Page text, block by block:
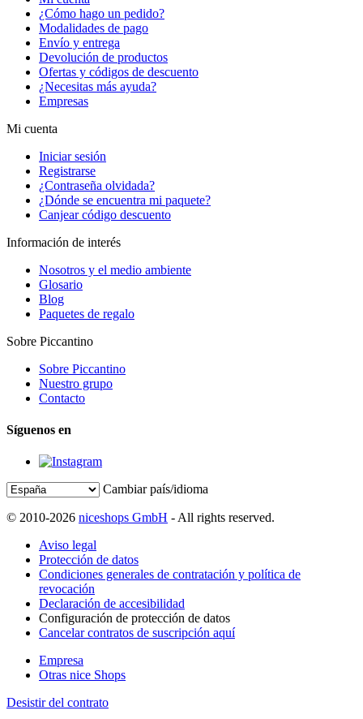
¿Cómo hago un pedido?
Modalidades de pago
Envío y entrega
Devolución de productos
Ofertas y códigos de descuento
¿Necesitas más ayuda?
Empresas
Mi cuenta
Iniciar sesión
Registrarse
¿Contraseña olvidada?
¿Dónde se encuentra mi paquete?
Canjear código descuento
Información de interés
Nosotros y el medio ambiente
Glosario
Blog
Paquetes de regalo
Sobre Piccantino
Sobre Piccantino
Nuestro grupo
Contacto
Síguenos en
Cambiar país/idioma
© 2010-2026 niceshops GmbH - All rights reserved.
Aviso legal
Protección de datos
Condiciones generales de contratación y política de
revocación
Declaración de accesibilidad
Configuración de protección de datos
Cancelar contratos de suscripción aquí
Empresa
Otras nice Shops
Desistir del contrato